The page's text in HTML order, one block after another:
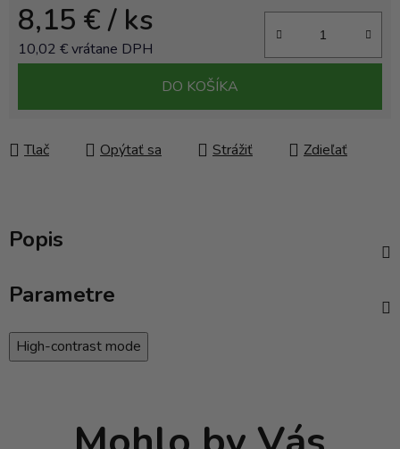
8,15 €/ ks
10,02 € vrátane DPH
DO KOŠÍKA
Tlač Opýtať sa Strážiť Zdieľať
Popis
Parametre
High-contrast mode